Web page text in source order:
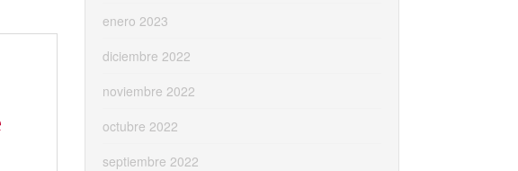
enero 2023
diciembre 2022
noviembre 2022
octubre 2022
septiembre 2022